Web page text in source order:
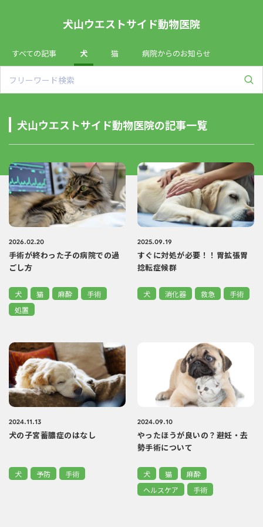
犬山ウエストサイド動物医院
すべての記事 犬 猫 病院からのお知らせ
犬山ウエストサイド動物医院の記事一覧
2026.02.20
手術が終わった子の病院での過
ごし方
犬 猫 麻酔
手術
処置
2025.09.19
すぐに対処が必要！！胃拡張胃
捻転症候群
犬 消化器 救急 手術
2024.11.13
犬の子宮蓄膿症のはなし
犬 予防 手術
2024.09.10
やったほうが良いの？避妊・去
勢手術について
犬 猫
麻酔
ヘルスケア
手術